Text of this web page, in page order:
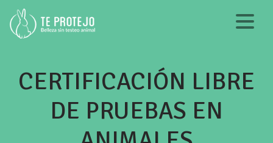
CERTIFICACIÓN LIBRE
DE PRUEBAS EN